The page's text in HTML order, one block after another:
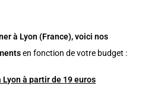
à Lyon (France), voici nos
en fonction de votre budget :
à partir de 19 euros